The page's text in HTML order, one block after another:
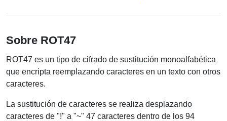
Sobre ROT47
ROT47 es un tipo de cifrado de sustitución monoalfabética
que encripta reemplazando caracteres en un texto con otros
caracteres.
La sustitución de caracteres se realiza desplazando
caracteres de "!" a "~" 47 caracteres dentro de los 94